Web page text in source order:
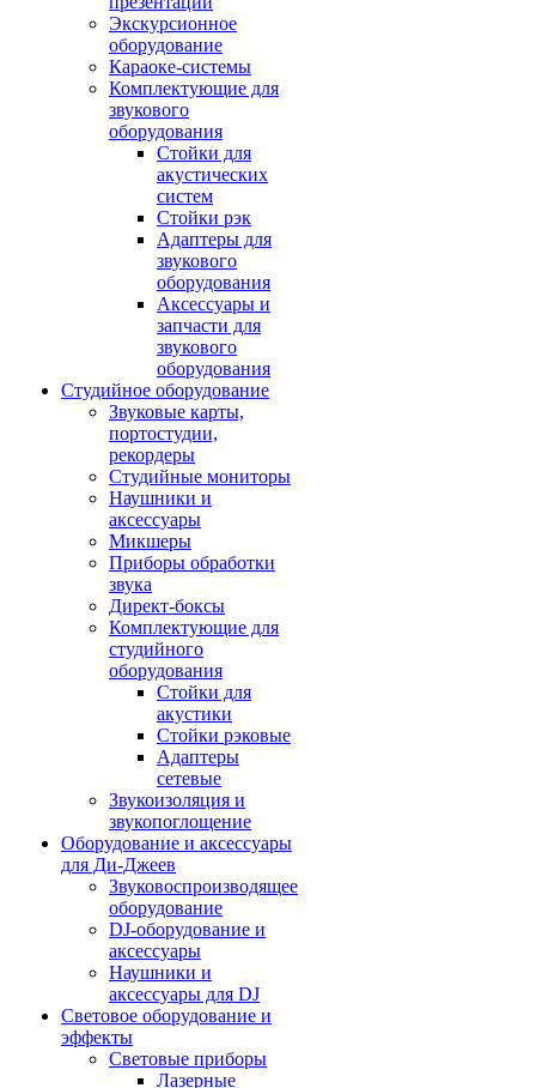
Экскурсионное
оборудование
Караоке-системы
Комплектующие для
звукового
оборудования
Стойки для
акустических
систем
Стойки рэк
Адаптеры для
звукового
оборудования
Аксессуары и
запчасти для
звукового
оборудования
Студийное оборудование
Звуковые карты,
портостудии,
рекордеры
Студийные мониторы
Наушники и
аксессуары
Микшеры
Приборы обработки
звука
Директ-боксы
Комплектующие для
студийного
оборудования
Стойки для
акустики
Стойки рэковые
Адаптеры
сетевые
Звукоизоляция и
звукопоглощение
Оборудование и аксессуары
для Ди-Джеев
Звуковоспроизводящее
оборудование
DJ-оборудование и
аксессуары
Наушники и
аксессуары для DJ
Световое оборудование и
эффекты
Световые приборы
Лазерные